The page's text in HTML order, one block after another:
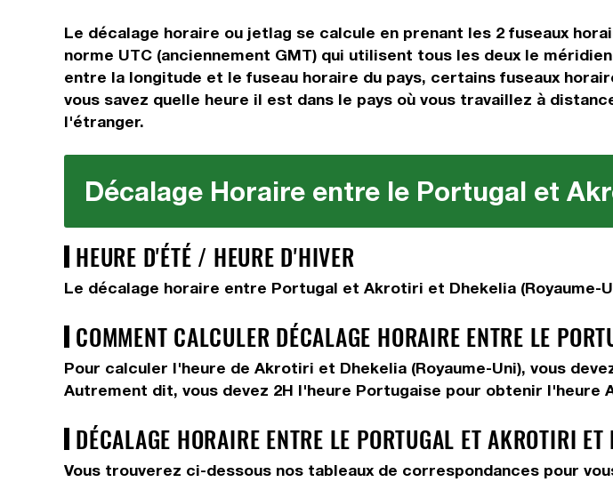
Le décalage horaire ou jetlag se calcule en prenant les 2 fuseaux
norme UTC (anciennement GMT) qui utilisent tous les deux le
entre la longitude et le fuseau horaire du pays, certains fuseaux
vous savez quelle heure il est dans le pays où vous travaillez à
l'étranger.
Décalage Horaire entre le Portugal et
HEURE D'ÉTÉ / HEURE D'HIVER
Le décalage horaire entre Portugal et Akrotiri et Dhekelia (Royaume-
COMMENT CALCULER DÉCALAGE HORAIRE ENTRE LE
Pour calculer l'heure de Akrotiri et Dhekelia (Royaume-Uni), vous
Autrement dit, vous devez 2H l'heure Portugaise pour obtenir l'heure
DÉCALAGE HORAIRE ENTRE LE PORTUGAL ET AKROTIRI
Vous trouverez ci-dessous nos tableaux de correspondances pour